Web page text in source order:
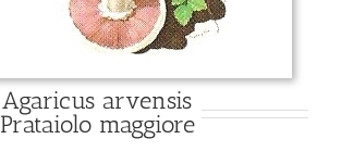
Agaricus arvensis
Prataiolo maggiore